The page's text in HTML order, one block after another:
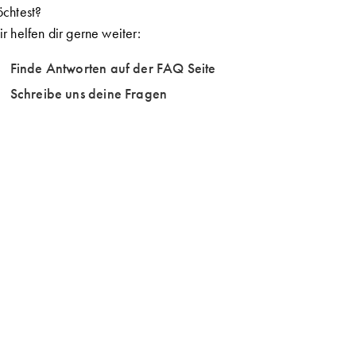
helfen dir gerne weiter:
Finde Antworten auf der FAQ Seite
Schreibe uns deine Fragen